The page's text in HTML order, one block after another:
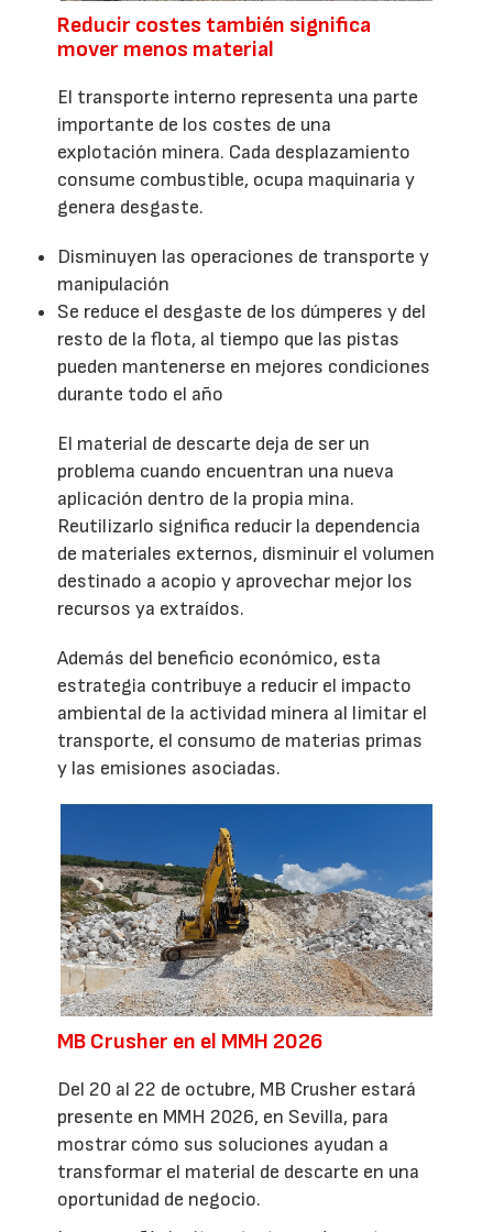
Reducir costes también significa
mover menos material
El transporte interno representa una parte
importante de los costes de una
explotación minera. Cada desplazamiento
consume combustible, ocupa maquinaria y
genera desgaste.
Disminuyen las operaciones de transporte y
manipulación
Se reduce el desgaste de los dúmperes y del
resto de la flota, al tiempo que las pistas
pueden mantenerse en mejores condiciones
durante todo el año
El material de descarte deja de ser un
problema cuando encuentran una nueva
aplicación dentro de la propia mina.
Reutilizarlo significa reducir la dependencia
de materiales externos, disminuir el volumen
destinado a acopio y aprovechar mejor los
recursos ya extraídos.
Además del beneficio económico, esta
estrategia contribuye a reducir el impacto
ambiental de la actividad minera al limitar el
transporte, el consumo de materias primas
y las emisiones asociadas.
MB Crusher en el MMH 2026
Del 20 al 22 de octubre, MB Crusher estará
presente en MMH 2026, en Sevilla, para
mostrar cómo sus soluciones ayudan a
transformar el material de descarte en una
oportunidad de negocio.